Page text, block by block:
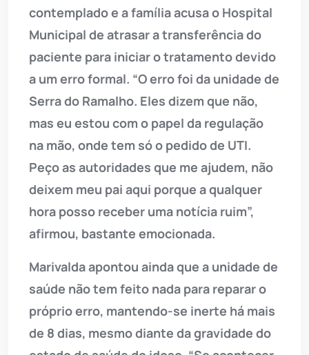
contemplado e a família acusa o Hospital
Municipal de atrasar a transferência do
paciente para iniciar o tratamento devido
a um erro formal. “O erro foi da unidade de
Serra do Ramalho. Eles dizem que não,
mas eu estou com o papel da regulação
na mão, onde tem só o pedido de UTI.
Peço as autoridades que me ajudem, não
deixem meu pai aqui porque a qualquer
hora posso receber uma notícia ruim”,
afirmou, bastante emocionada.
Marivalda apontou ainda que a unidade de
saúde não tem feito nada para reparar o
próprio erro, mantendo-se inerte há mais
de 8 dias, mesmo diante da gravidade do